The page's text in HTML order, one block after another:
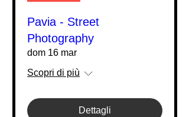
Pavia - Street
Photography
dom 16 mar
Scopri di più
Dettagli